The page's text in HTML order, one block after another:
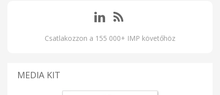
Csatlakozzon a 155 000+ IMP követőhöz
MEDIA KIT